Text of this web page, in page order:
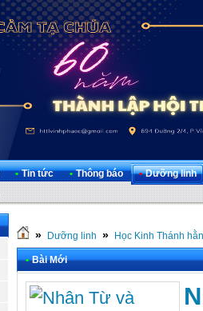
• Tin tức • Thông báo • Dưỡng linh
» Dưỡng linh » Học Kinh Thánh
• Bài Mới